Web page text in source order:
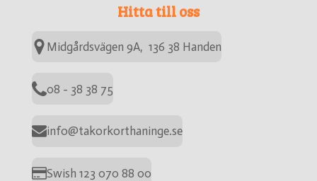
Hitta till oss
Midgårdsvägen 9A, 136 38 Handen
08 - 38 38 75
info@takorkorthaninge.se
Swish 123 070 88 00